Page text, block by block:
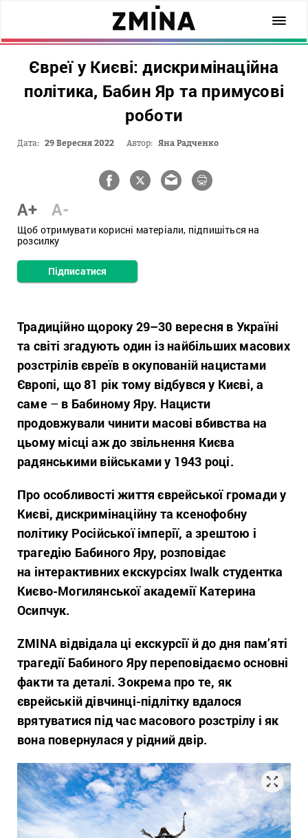
Євреї у Києві: дискримінаційна
політика, Бабин Яр та примусові
роботи
Дата: 29 Вересня 2022 Автор: Яна Радченко
A+ A-
Щоб отримувати корисні матеріали, підпишіться на
розсилку
Підписатися
Традиційно щороку 29–30 вересня в Україні
та світі згадують один із найбільших масових
розстрілів євреїв в окупованій нацистами
Європі, що 81 рік тому відбувся у Києві, а
саме – в Бабиному Яру. Нацисти
продовжували чинити масові вбивства на
цьому місці аж до звільнення Києва
радянськими військами у 1943 році.
Про особливості життя єврейської громади у
Києві, дискримінаційну та ксенофобну
політику Російської імперії, а зрештою і
трагедію Бабиного Яру, розповідає
на інтерактивнихекскурсіях Iwalk студентка
Києво-Могилянської академії Катерина
Осипчук.
ZMINA відвідала ці екскурсії й до дня пам’яті
трагедії Бабиного Яру переповідаємо основні
факти та деталі. Зокрема про те, як
єврейській дівчинці-підлітку вдалося
врятуватися під час масового розстрілу і як
вона повернулася у рідний двір.